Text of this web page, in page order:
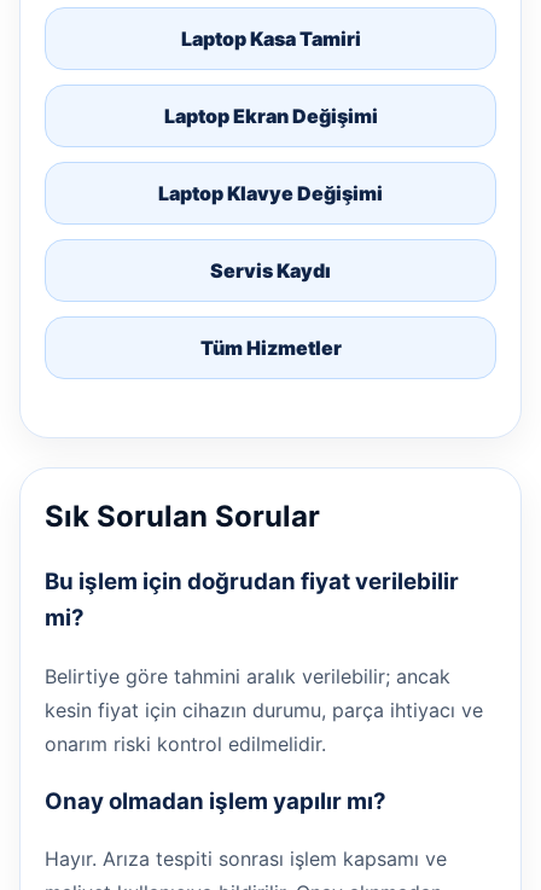
Laptop Kasa Tamiri
Laptop Ekran Değişimi
Laptop Klavye Değişimi
Servis Kaydı
Tüm Hizmetler
Sık Sorulan Sorular
Bu işlem için doğrudan fiyat verilebilir
mi?
Belirtiye göre tahmini aralık verilebilir; ancak
kesin fiyat için cihazın durumu, parça ihtiyacı ve
onarım riski kontrol edilmelidir.
Onay olmadan işlem yapılır mı?
Hayır. Arıza tespiti sonrası işlem kapsamı ve